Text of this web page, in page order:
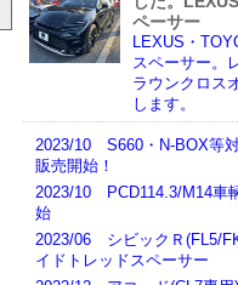
ペーサー
LEXUS・
スペーサー。
ラウンクロス
します。
2023/10 S660・N-BOX等
販売開始！
2023/10 PCD114.3/M14車
始
2023/06 シビックＲ(FL5/
イドトレッドスペーサー